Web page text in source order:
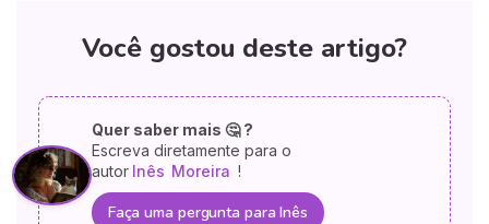
Você gostou deste artigo?
Quer saber mais 🤔 ?
Escreva diretamente para o
autor Inês Moreira !
Faça uma pergunta para Inês